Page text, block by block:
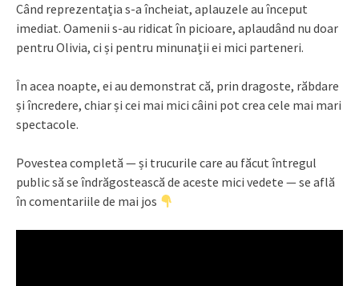
Când reprezentația s-a încheiat, aplauzele au început
imediat. Oamenii s-au ridicat în picioare, aplaudând nu doar
pentru Olivia, ci și pentru minunații ei mici parteneri.
În acea noapte, ei au demonstrat că, prin dragoste, răbdare
și încredere, chiar și cei mai mici câini pot crea cele mai mari
spectacole.
Povestea completă — și trucurile care au făcut întregul
public să se îndrăgostească de aceste mici vedete — se află
în comentariile de mai jos